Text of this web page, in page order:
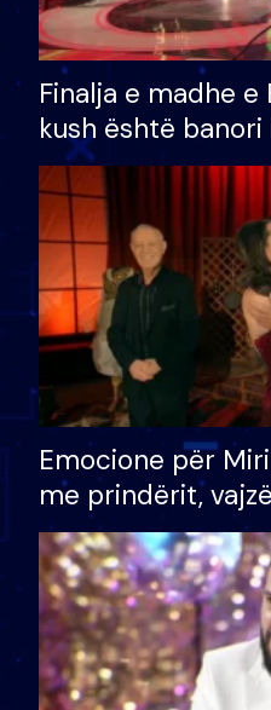
Finalja e madhe
kush është
shtëpinë dhe
të fituar çmimin e
Emocione për
me prindërit,
bashkëshorten:
divorci apo jo?